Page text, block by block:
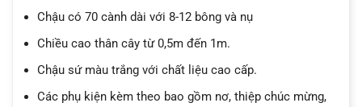
Chậu có 70 cành dài với 8-12 bông và nụ
Chiều cao thân cây từ 0,5m đến 1m.
Chậu sứ màu trắng với chất liệu cao cấp.
Các phụ kiện kèm theo bao gồm nơ, thiệp chúc mừng,